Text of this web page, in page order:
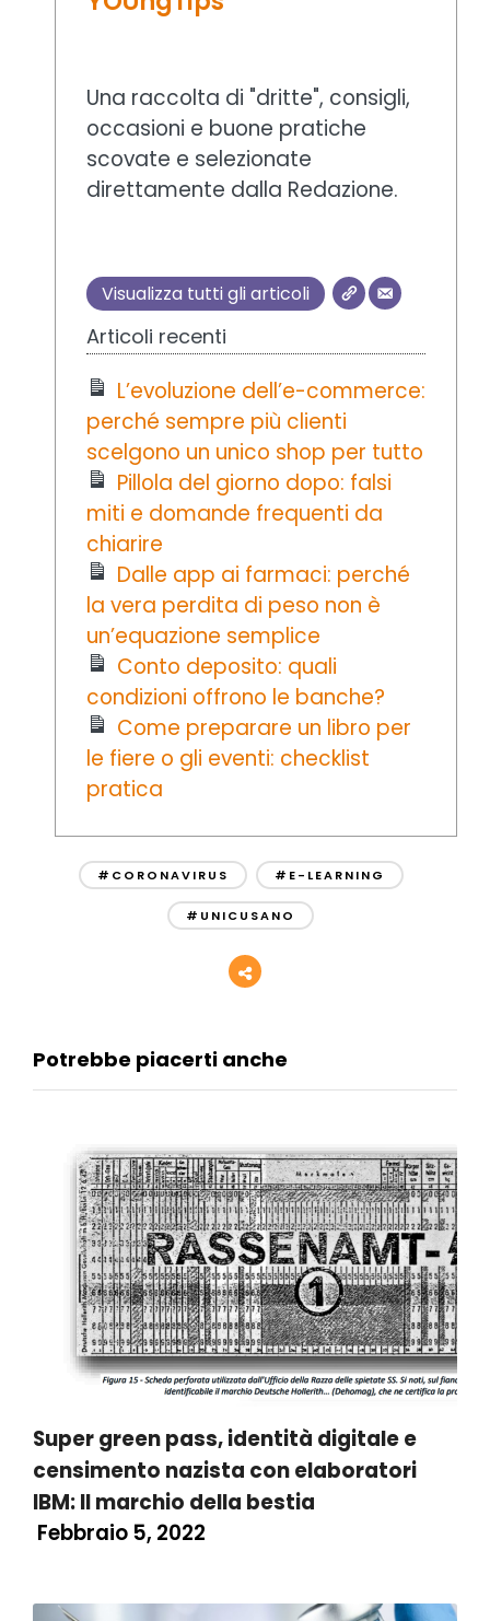
Una raccolta di "dritte", consigli,
occasioni e buone pratiche
scovate e selezionate
direttamente dalla Redazione.
Visualizza tutti gli articoli
Articoli recenti
L’evoluzione dell’e-commerce:
perché sempre più clienti
scelgono un unico shop per tutto
Pillola del giorno dopo: falsi
miti e domande frequenti da
chiarire
Dalle app ai farmaci: perché
la vera perdita di peso non è
un’equazione semplice
Conto deposito: quali
condizioni offrono le banche?
Come preparare un libro per
le fiere o gli eventi: checklist
pratica
#CORONAVIRUS #E-LEARNING
#UNICUSANO
Potrebbe piacerti anche
Super green pass, identità digitale e
censimento nazista con elaboratori
IBM: Il marchio della bestia
Febbraio 5, 2022